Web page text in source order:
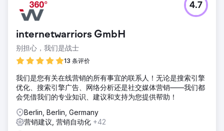
internetwarriors GmbH
别担心，我们是战士
13 条评价
4.7
我们是您有关在线营销的所有事宜的联系人！无论是搜索引擎
优化、搜索引擎广告、网络分析还是社交媒体营销——我们都
会凭借我们的专业知识、建议和支持为您提供帮助！
Berlin, Berlin, Germany
营销建议, 营销自动化 +42